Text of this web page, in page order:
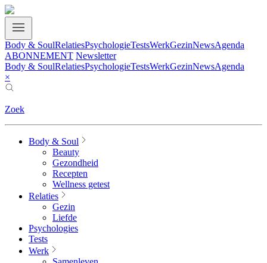
Body & SoulRelatiesPsychologieTestsWerkGezinNewsAgenda
ABONNEMENT Newsletter
Body & SoulRelatiesPsychologieTestsWerkGezinNewsAgenda
×
Zoek
Body & Soul
Beauty
Gezondheid
Recepten
Wellness getest
Relaties
Gezin
Liefde
Psychologies
Tests
Werk